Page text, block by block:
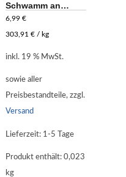
Schwamm an
Kordel
6,99€
303,91€ / kg
inkl. 19 % MwSt.
sowie aller
Preisbestandteile, zzgl.
Versand
Lieferzeit: 1-5 Tage
Produkt enthält: 0,023
kg